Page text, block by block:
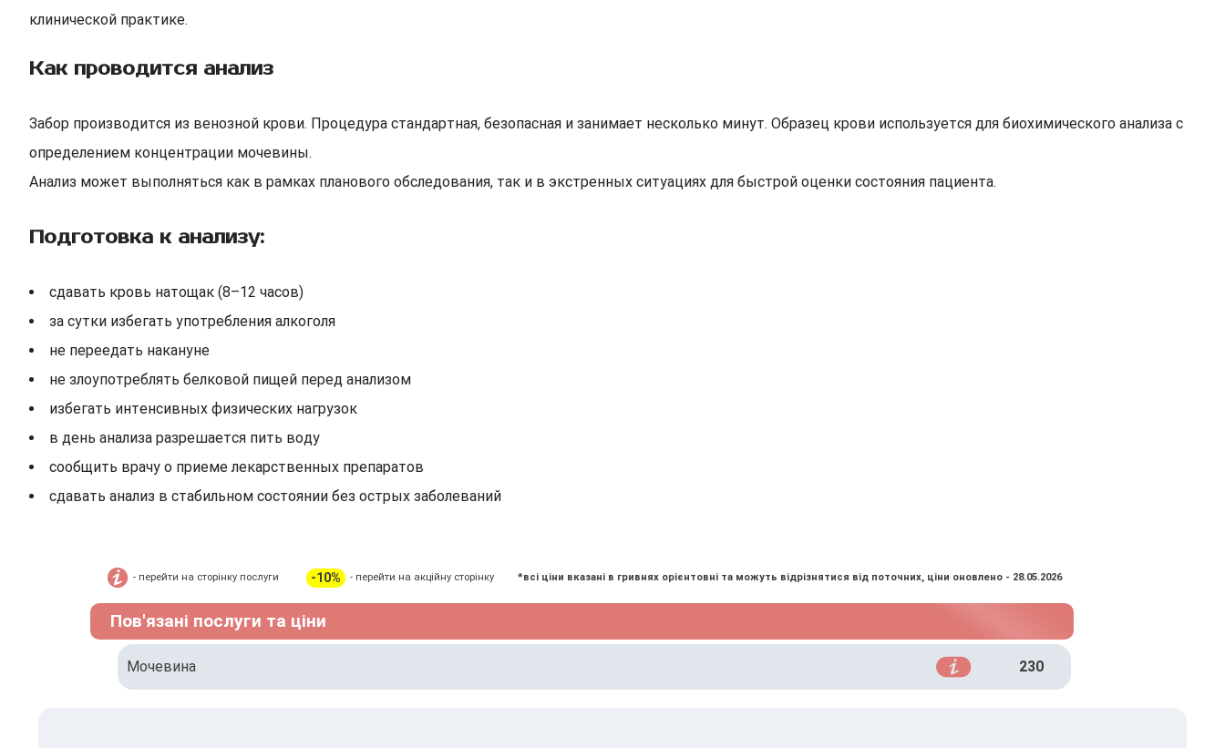
клинической практике.
Как проводится анализ
Забор производится из венозной крови. Процедура стандартная, безопасная и занимает несколько минут. Образец крови используется для биохимического анализа с
определением концентрации мочевины.
Анализ может выполняться как в рамках планового обследования, так и в экстренных ситуациях для быстрой оценки состояния пациента.
Подготовка к анализу:
сдавать кровь натощак (8–12 часов)
за сутки избегать употребления алкоголя
не переедать накануне
не злоупотреблять белковой пищей перед анализом
избегать интенсивных физических нагрузок
в день анализа разрешается пить воду
сообщить врачу о приеме лекарственных препаратов
сдавать анализ в стабильном состоянии без острых заболеваний
- перейти на сторінку послуги -10% - перейти на акційну сторінку *всі ціни вказані в гривнях орієнтовні та можуть відрізнятися від поточних, ціни оновлено - 28.05.2026
Пов'язані послуги та ціни
Мочевина 230